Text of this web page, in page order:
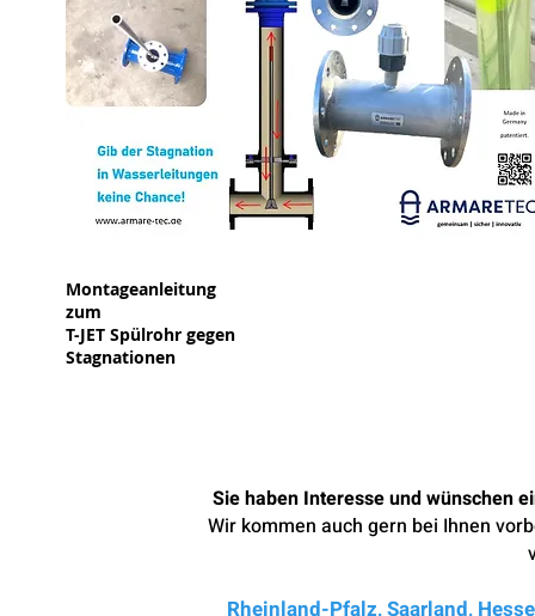
Montageanleitung
zum
T-JET Spülrohr gegen
Stagnationen
Sie haben Interesse und wünschen
Wir kommen auch gern bei Ihnen
Rheinland-Pfalz, Saarland,